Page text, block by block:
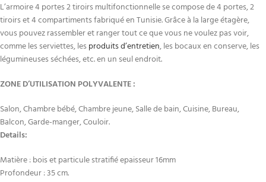
L’armoire 4 portes 2 tiroirs multifonctionnelle se compose de 4 portes, 2
tiroirs et 4 compartiments fabriqué en Tunisie. Grâce à la large étagère,
vous pouvez rassembler et ranger tout ce que vous ne voulez pas voir,
comme les serviettes, lesproduits d’entretien, les bocaux en conserve, les
légumineuses séchées, etc. en un seul endroit.
ZONE D’UTILISATION POLYVALENTE :
Salon, Chambre bébé, Chambre jeune, Salle de bain, Cuisine, Bureau,
Balcon, Garde-manger, Couloir.
Details:
Matière : bois et particule stratifié epaisseur 16mm
Profondeur : 35 cm.